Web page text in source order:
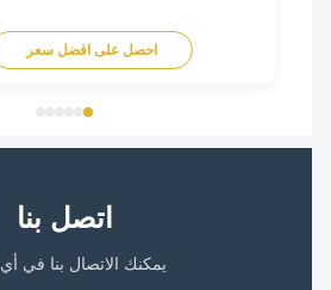
احصل على افضل سعر
اتصل بنا
يمكنك الاتصال بنا في أي وقت